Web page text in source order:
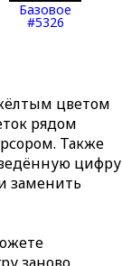
Базовое
#5326
цветом
рядом
Также
цифру
заменить